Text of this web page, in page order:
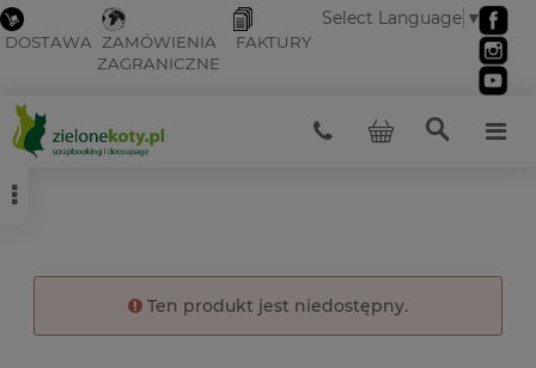
DOSTAWA ZAMÓWIENIA
ZAGRANICZNE
FAKTURY
Select Language ▼
Ten produkt jest niedostępny.